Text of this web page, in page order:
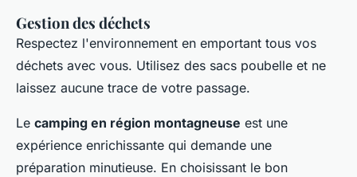
Gestion des déchets
Respectez l'environnement en emportant tous vos
déchets avec vous. Utilisez des sacs poubelle et ne
laissez aucune trace de votre passage.
Le camping en région montagneuse est une
expérience enrichissante qui demande une
préparation minutieuse. En choisissant le bon